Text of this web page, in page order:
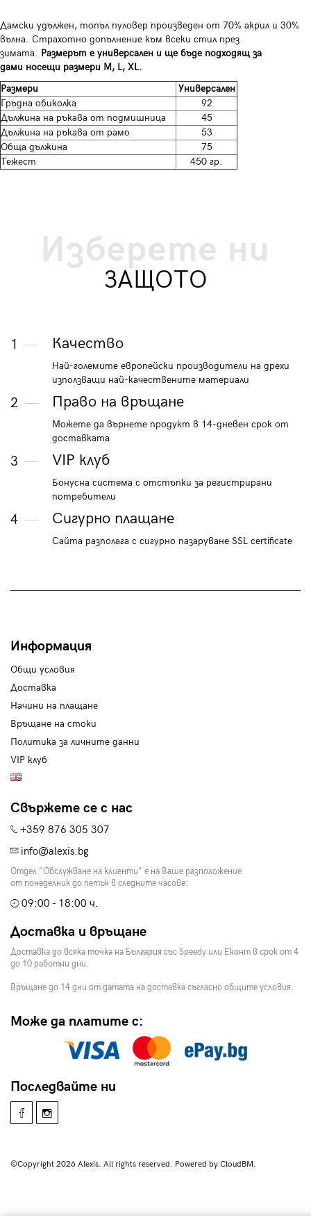
Дамски удължен, топъл пуловер произведен от 70% акрил и 30%
вълна. Страхотно допълнение към всеки стил през
зимата. Размерът е универсален и ще бъде подходящ за
дами носещи размери M, L, XL.
Размери
Универсален
Гръдна обиколка
92
Дължина на ръкава от подмишница
45
Дължина на ръкава от рамо
53
Обща дължина
75
Тежест
450 гр.
Изберете ни
ЗАЩОТО
1 Качество
Най-големите европейски производители на дрехи
използващи най-качествените материали
2 Право на връщане
Можете да върнете продукт в 14-дневен срок от
доставката
3 VIP клуб
Бонусна система с отстъпки за регистрирани
потребители
4 Сигурно плащане
Сайта разполага с сигурно пазаруване SSL certificate
Информация
Общи условия
Доставка
Начини на плащане
Връщане на стоки
Политика за личните данни
VIP клуб
Свържете се с нас
+359 876 305 307
info@alexis.bg
Отдел "Обслужване на клиенти" е на Ваше разположение
от понеделник до петък в следните часове:
09:00 - 18:00 ч.
Доставка и връщане
Доставка до всяка точка на България със Speedy или Еконт в срок от 4
до 10 работни дни.
Връщане до 14 дни от датата на доставка съгласно общите условия.
Може да платите с:
Последвайте ни
©Copyright 2026 Alexis. All rights reserved. Powered by CloudBM.